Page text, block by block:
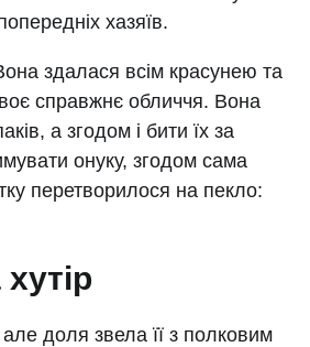
хазяїв.
здалася всім красунею та
справжнє обличчя. Вона
а згодом і бити їх за
онуку, згодом сама
перетворилося на пекло:
доля звела її з полковим